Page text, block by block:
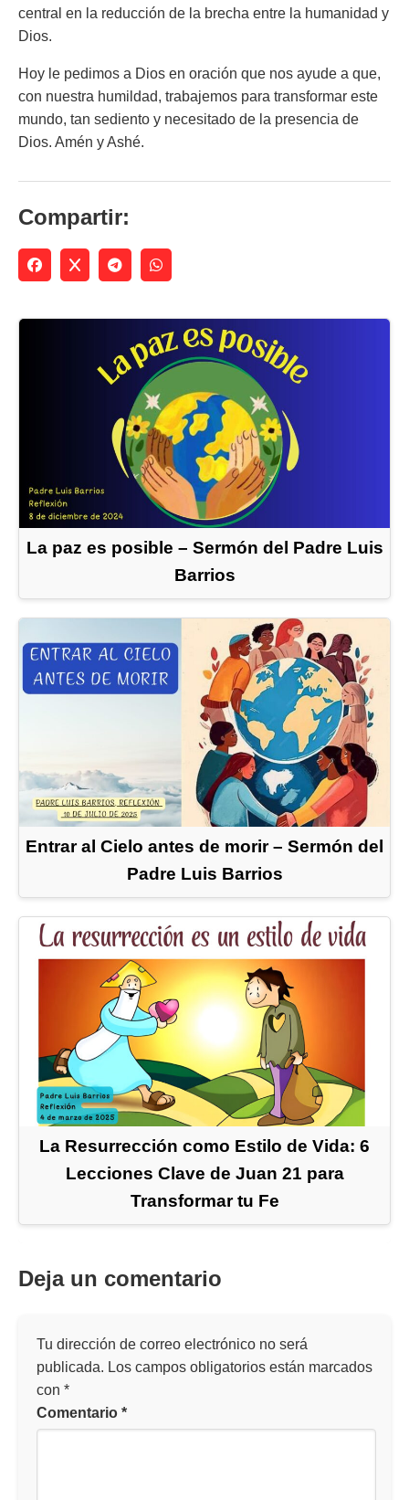
central en la reducción de la brecha entre la humanidad y
Dios.
Hoy le pedimos a Dios en oración que nos ayude a que,
con nuestra humildad, trabajemos para transformar este
mundo, tan sediento y necesitado de la presencia de
Dios. Amén y Ashé.
Compartir:
La paz es posible – Sermón del Padre Luis
Barrios
Entrar al Cielo antes de morir – Sermón del
Padre Luis Barrios
La Resurrección como Estilo de Vida: 6
Lecciones Clave de Juan 21 para
Transformar tu Fe
Deja un comentario
Tu dirección de correo electrónico no será
publicada. Los campos obligatorios están marcados
con *
Comentario *